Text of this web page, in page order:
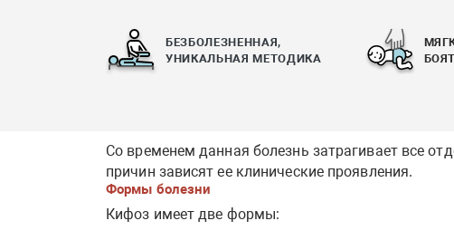
БЕЗБОЛЕЗНЕННАЯ,
УНИКАЛЬНАЯ МЕТОДИКА
Со временем данная болезнь затрагивает все
причин зависят ее клинические проявления.
Формы болезни
Кифоз имеет две формы: